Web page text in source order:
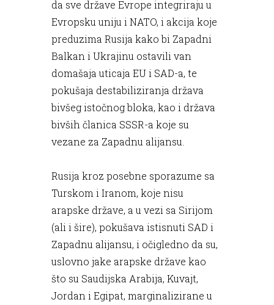
da sve države Evrope integriraju u
Evropsku uniju i NATO, i akcija koje
preduzima Rusija kako bi Zapadni
Balkan i Ukrajinu ostavili van
domašaja uticaja EU i SAD-a, te
pokušaja destabiliziranja država
bivšeg istočnog bloka, kao i država
bivših članica SSSR-a koje su
vezane za Zapadnu alijansu.
Rusija kroz posebne sporazume sa
Turskom i Iranom, koje nisu
arapske države, a u vezi sa Sirijom
(ali i šire), pokušava istisnuti SAD i
Zapadnu alijansu, i očigledno da su,
uslovno jake arapske države kao
što su Saudijska Arabija, Kuvajt,
Jordan i Egipat, marginalizirane u